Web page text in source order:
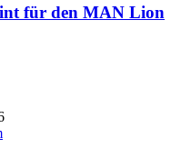
für den MAN Lion